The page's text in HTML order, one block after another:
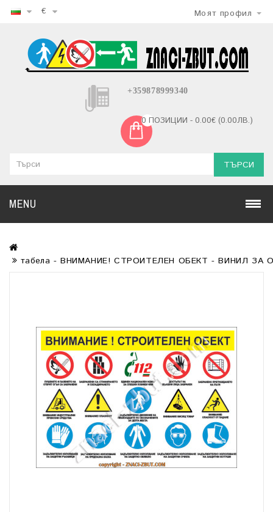
€ Моят профил
+359878999340
0 ПОЗИЦИИ - 0.00€ (0.00ЛВ.)
ТЪРСИ
MENU
табела - ВНИМАНИЕ! СТРОИТЕЛЕН ОБЕКТ - ВИНИЛ ЗА